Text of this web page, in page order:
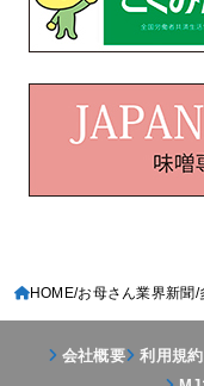
HOME お母さん業界新聞
会社概要 利用規約